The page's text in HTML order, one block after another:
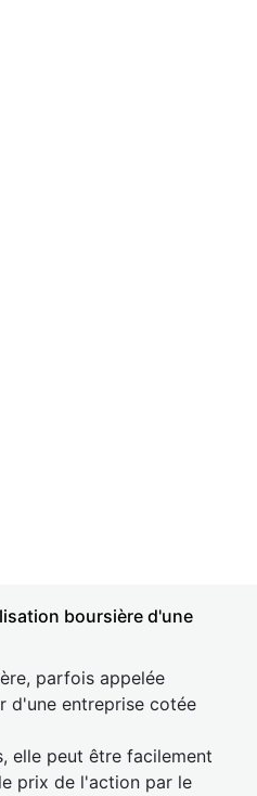
boursière d'une
parfois appelée
d'une entreprise cotée
elle peut être facilement
prix de l'action par le